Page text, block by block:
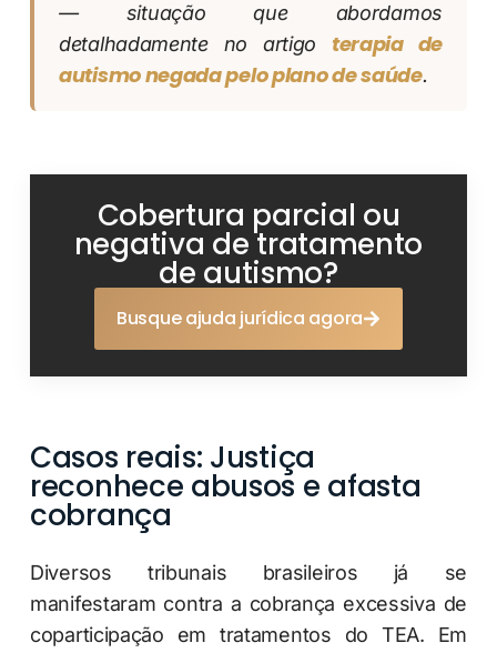
— situação que abordamos
detalhadamente no artigo terapia de
autismo negada pelo plano de saúde.
Cobertura parcial ou
negativa de tratamento
de autismo?
Busque ajuda jurídica agora
Casos reais: Justiça
reconhece abusos e afasta
cobrança
Diversos tribunais brasileiros já se
manifestaram contra a cobrança excessiva de
coparticipação em tratamentos do TEA. Em